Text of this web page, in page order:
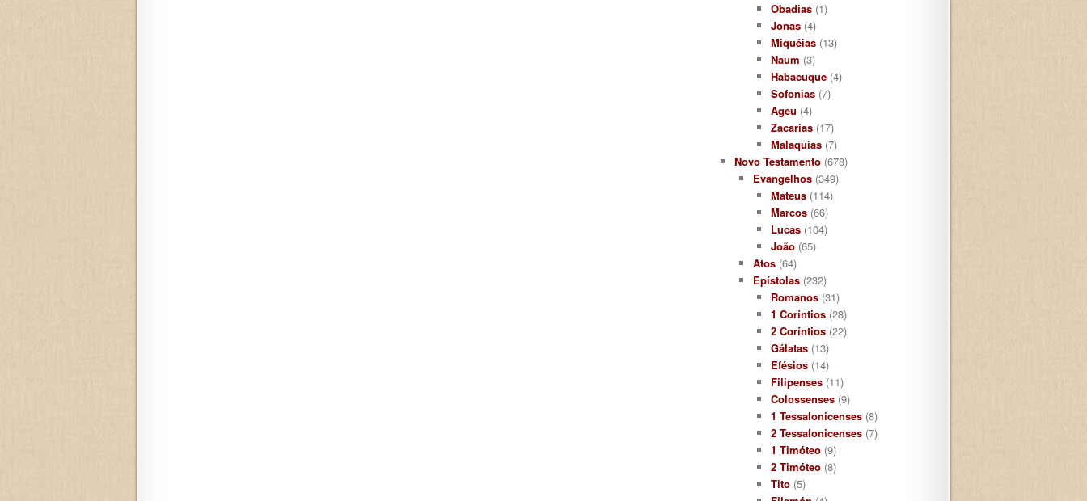
Obadias (1)
Jonas (4)
Miquéias (13)
Naum (3)
Habacuque (4)
Sofonias (7)
Ageu (4)
Zacarias (17)
Malaquias (7)
Novo Testamento (678)
Evangelhos(349)
Mateus (114)
Marcos (66)
Lucas (104)
João (65)
Atos(64)
Epístolas(232)
Romanos (31)
1 Coríntios (28)
2 Coríntios (22)
Gálatas (13)
Efésios (14)
Filipenses (11)
Colossenses (9)
1 Tessalonicenses (8)
2 Tessalonicenses (7)
1 Timóteo (9)
2 Timóteo (8)
Tito (5)